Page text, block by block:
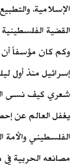
الإسلامية،
القضية
وكم كان مؤسفاً أن
إسرائيل منذ أول
شعري كيف نسى
يغفل العالم عن
الفلسطيني
مصانعه الحربية في